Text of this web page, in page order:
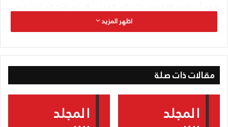
مادة أو موضوع معين، لأن لها أسباباً كافية في مصلحة الأمة ستبديها
فيما بعد. ولكن ألا يتقيد نائب بتمثيل مصلحة ناخبيه فقط فخروج من
حقل النيابة إلى حقل السياسة المطلقة.
حسن تستحق عليه هذه الحكومة الشكر، وما استحقت حتى هذه الساعة
من غير هذا العمل سوى النقد اللاذع على مناهجها الداخلية اللاقومية.
نتائجها الاقتصادية حسنة إلى حد ما. ولكن ما هي نتائجها السياسية وما
اظهر المزيد
مقالات ذات صلة